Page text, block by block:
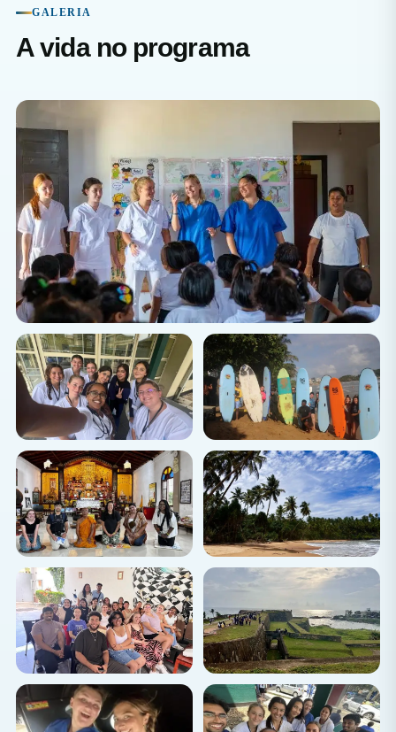
GALERIA
A vida no programa